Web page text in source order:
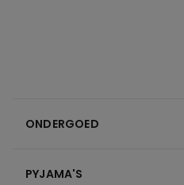
ONDERGOED
PYJAMA'S